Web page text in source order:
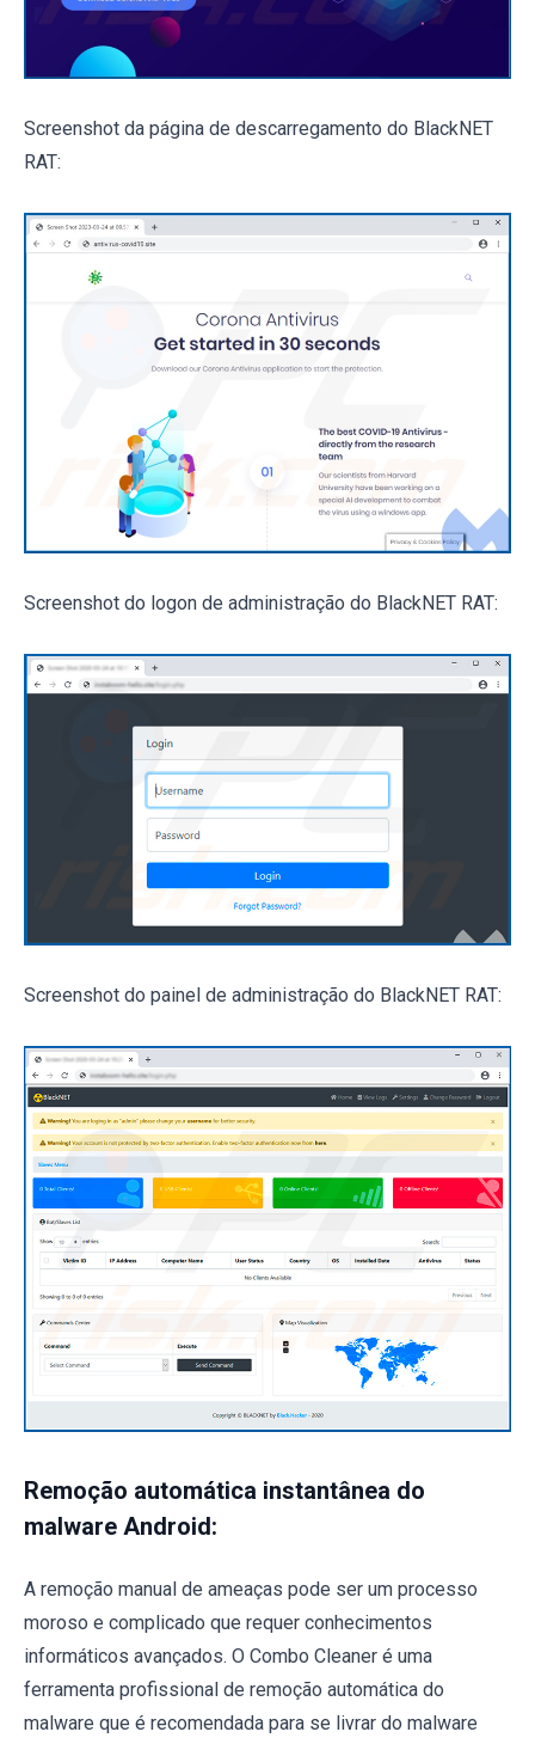
Screenshot da página de descarregamento do BlackNET
RAT:
Screenshot do logon de administração do BlackNET RAT:
Screenshot do painel de administração do BlackNET RAT:
Remoção automática instantânea do
malware Android:
A remoção manual de ameaças pode ser um processo
moroso e complicado que requer conhecimentos
informáticos avançados. O Combo Cleaner é uma
ferramenta profissional de remoção automática do
malware que é recomendada para se livrar do malware